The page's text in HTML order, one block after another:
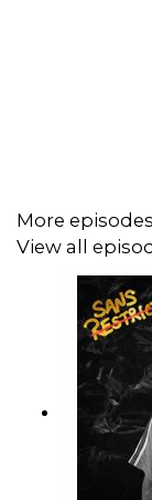
More episodes
View all